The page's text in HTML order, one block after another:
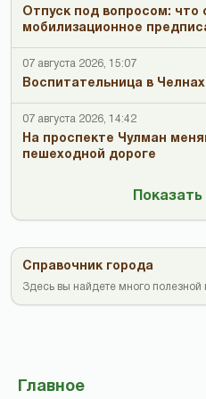
Отпуск под вопросом: что
мобилизационное
07 августа 2026, 15:07
Воспитательница в
07 августа 2026, 14:42
На проспекте Чулман
пешеходной дороге
Справочник города
Здесь вы найдете много
Главное